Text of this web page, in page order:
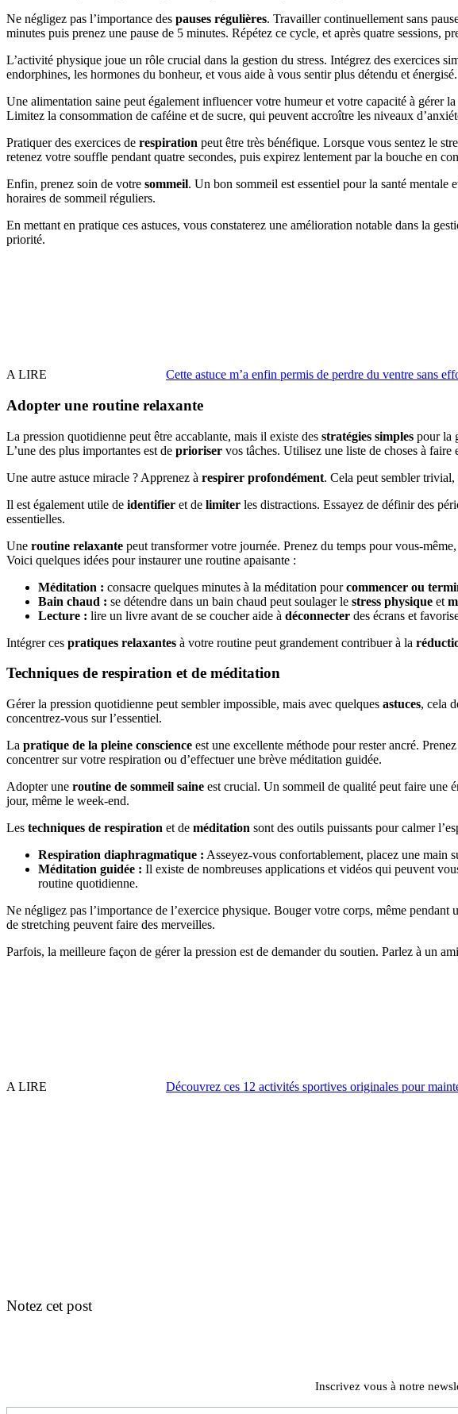
Ne négligez pas l’importance des pauses régulières. Travailler continuellement sans
minutes puis prenez une pause de 5 minutes. Répétez ce cycle, et après quatre sessions,
L’activité physique joue un rôle crucial dans la gestion du stress. Intégrez des exercices
endorphines, les hormones du bonheur, et vous aide à vous sentir plus détendu et énergisé.
Une alimentation saine peut également influencer votre humeur et votre capacité à gérer
Limitez la consommation de caféine et de sucre, qui peuvent accroître les niveaux
Pratiquer des exercices de respiration peut être très bénéfique. Lorsque vous sentez le
retenez votre souffle pendant quatre secondes, puis expirez lentement par la bouche en
Enfin, prenez soin de votre sommeil. Un bon sommeil est essentiel pour la santé mentale
horaires de sommeil réguliers.
En mettant en pratique ces astuces, vous constaterez une amélioration notable dans la
priorité.
A LIRE Cette astuce m’a enfin permis de perdre du ventre sans
Adopter une routine relaxante
La pression quotidienne peut être accablante, mais il existe des stratégies simples pour la
L’une des plus importantes est de prioriser vos tâches. Utilisez une liste de choses à
Une autre astuce miracle ? Apprenez à respirer profondément. Cela peut sembler
Il est également utile de identifier et de limiter les distractions. Essayez de définir des
essentielles.
Une routine relaxante peut transformer votre journée. Prenez du temps pour vous-
Voici quelques idées pour instaurer une routine apaisante :
Méditation : consacre quelques minutes à la méditation pourcommencer ou
Bain chaud : se détendre dans un bain chaud peut soulager le stress physique et
Lecture : lire un livre avant de se coucher aide à déconnecter des écrans et
Intégrer ces pratiques relaxantes à votre routine peut grandement contribuer à la
Techniques de respiration et de méditation
Gérer la pression quotidienne peut sembler impossible, mais avec quelques astuces, cela
concentrez-vous sur l’essentiel.
La pratique de la pleine conscience est une excellente méthode pour rester ancré.
concentrer sur votre respiration ou d’effectuer une brève méditation guidée.
Adopter une routine de sommeil saine est crucial. Un sommeil de qualité peut faire une
jour, même le week-end.
Les techniques de respiration et de méditation sont des outils puissants pour calmer
Respiration diaphragmatique : Asseyez-vous confortablement, placez une main
Méditation guidée : Il existe de nombreuses applications et vidéos qui peuvent
routine quotidienne.
Ne négligez pas l’importance de l’exercice physique. Bouger votre corps, même
de stretching peuvent faire des merveilles.
Parfois, la meilleure façon de gérer la pression est de demander du soutien. Parlez à un
A LIRE Découvrez ces 12 activités sportives originales pour
Notez cet post
Inscrivez vous à notre